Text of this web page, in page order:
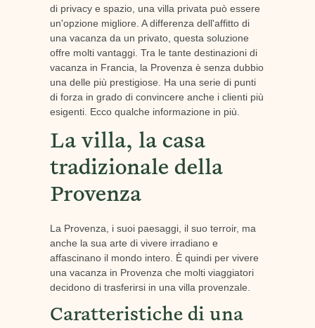
di privacy e spazio, una villa privata può essere
un'opzione migliore. A differenza dell'affitto di
una vacanza da un privato, questa soluzione
offre molti vantaggi. Tra le tante destinazioni di
vacanza in Francia, la Provenza è senza dubbio
una delle più prestigiose. Ha una serie di punti
di forza in grado di convincere anche i clienti più
esigenti. Ecco qualche informazione in più.
La villa, la casa
tradizionale della
Provenza
La Provenza, i suoi paesaggi, il suo terroir, ma
anche la sua arte di vivere irradiano e
affascinano il mondo intero. È quindi per vivere
una vacanza in Provenza che molti viaggiatori
decidono di trasferirsi in una villa provenzale.
Caratteristiche di una